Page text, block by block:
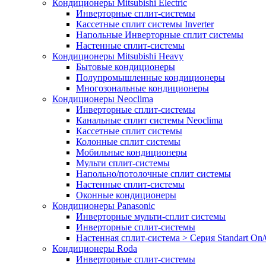
Кондиционеры Mitsubishi Electric
Инверторные сплит-системы
Кассетные сплит системы Inverter
Напольные Инверторные сплит системы
Настенные сплит-системы
Кондиционеры Mitsubishi Heavy
Бытовые кондиционеры
Полупромышленные кондиционеры
Многозональные кондиционеры
Кондиционеры Neoclima
Инверторные сплит-системы
Канальные сплит системы Neoclima
Кассетные сплит системы
Колонные сплит системы
Мобильные кондиционеры
Мульти сплит-системы
Напольно/потолочные сплит системы
Настенные сплит-системы
Оконные кондиционеры
Кондиционеры Panasonic
Инверторные мульти-сплит системы
Инверторные сплит-системы
Настенная сплит-система > Серия Standart
Кондиционеры Roda
Инверторные сплит-системы